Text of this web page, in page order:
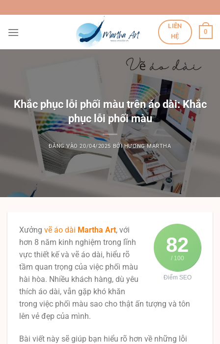
qua
nội
LIÊN
HỆ
0
Khắc phục lỗi phối màu trên áo dài: Khắc
phục lỗi phối màu
ĐĂNG VÀO20/04/2025 BỞIHƯƠNG MARTHA
82
/ 100
Điểm SEO
Xưởng vẽ áo dài Martha Art, với
hơn 8 năm kinh nghiệm trong lĩnh
vực thiết kế và vẽ áo dài, hiểu rõ
tầm quan trọng của việc phối màu
hài hòa. Nhiều khách hàng, dù yêu
thích áo dài, vẫn gặp khó khăn
trong việc phối màu sao cho thật ấn tượng và tôn
lên vẻ đẹp của mình.
Bài viết này sẽ giúp bạn hiểu rõ hơn về những lỗi